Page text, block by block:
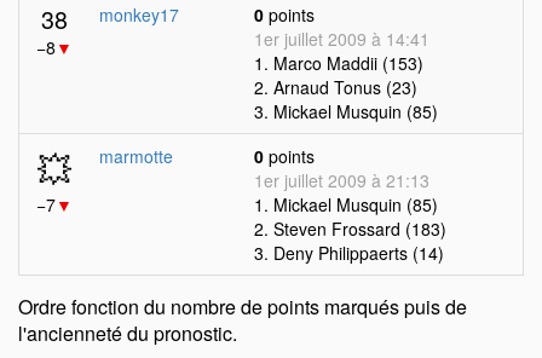
38
−8 ▼
monkey17 0 points
1er juillet 2009 à 14:41
1. Marco Maddii (153)
2. Arnaud Tonus (23)
3. Mickael Musquin (85)
💥
−7▼
marmotte 0 points
1er juillet 2009 à 21:13
1. Mickael Musquin (85)
2. Steven Frossard (183)
3. Deny Philippaerts (14)
Ordre fonction du nombre de points marqués puis de
l'ancienneté du pronostic.